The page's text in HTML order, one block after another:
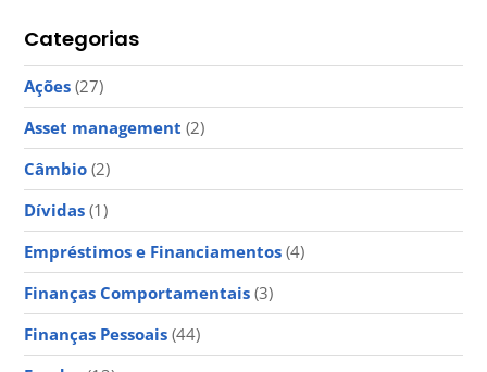
Categorias
Ações (27)
Asset management (2)
Câmbio (2)
Dívidas (1)
Empréstimos e Financiamentos (4)
Finanças Comportamentais (3)
Finanças Pessoais (44)